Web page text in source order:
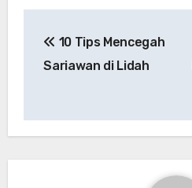
pos
10 Tips Mencegah
Sariawan di Lidah